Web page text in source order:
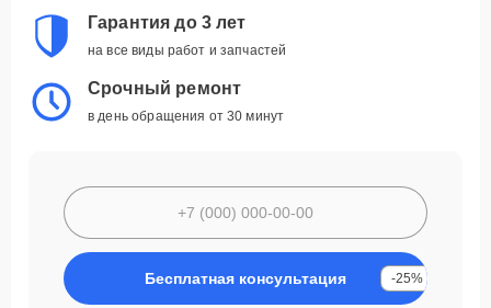
Гарантия до 3 лет
на все виды работ и запчастей
Срочный ремонт
в день обращения от 30 минут
Бесплатная консультация -25%